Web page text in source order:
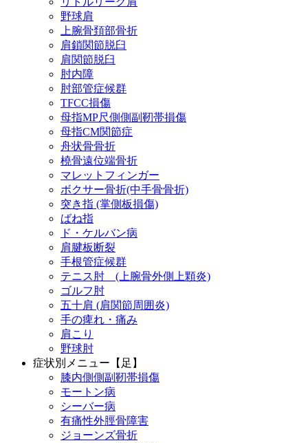
野球肩
上腕骨頚部骨折
肩鎖関節脱臼
肩関節脱臼
肘内障
肘部管症候群
TFCC損傷
母指MP尺側側副靭帯損傷
母指CM関節症
舟状骨骨折
橈骨遠位端骨折
マレットフィンガー
ボクサー骨折(中手骨骨折)
突き指 (掌側板損傷)
ばね指
ド・ケルバン病
肩腱板断裂
手根管症候群
テニス肘 (上腕骨外側上顆炎)
ゴルフ肘
五十肩 (肩関節周囲炎)
手の痺れ・痛み
肩こり
野球肘
症状別メニュー【足】
膝内側側副靭帯損傷
モートン病
シーバー病
有痛性外脛骨障害
ジョーンズ骨折